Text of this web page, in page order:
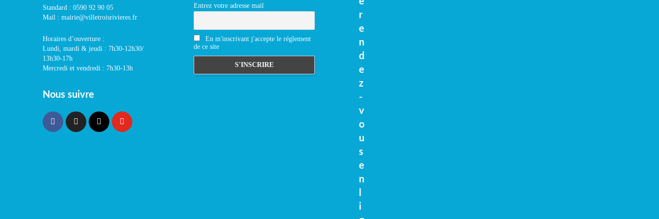
Standard : 0590 92 90 05
Mail : mairie@villetroisrivieres.fr
Horaires d’ouverture :
Lundi, mardi & jeudi : 7h30-12h30/
13h30-17h
Mercredi et vendredi : 7h30-13h
Nous suivre
Entrez votre adresse mail
En m'inscrivant j'accepte le réglement
de ce site
r
e
n
d
e
z
-
v
o
u
s
e
n
i